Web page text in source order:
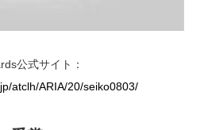
公式サイト：
atclh/ARIA/20/seiko0803/